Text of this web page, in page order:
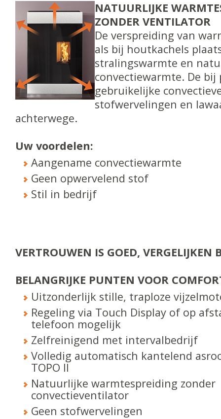
NATUURLIJKE
ZONDER VENTILATOR
De verspreiding van
als bij houtkachels
stralingswarmte en
convectiewarmte. De bij
gebruikelijke
stofwervelingen en
achterwege.
Uw voordelen:
Aangename convectiewarmte
Geen opwervelend stof
Stil in bedrijf
VERTROUWEN IS GOED, VERGELIJKEN
BELANGRIJKE PUNTEN VOOR
Uitzonderlijk stille, traploze
Regeling via Touch Display of op
telefoon mogelijk
Zelfreinigend met intervalbedrijf
Volledig automatisch kantelend
TOPO II
Natuurlijke warmtespreiding zonder
convectieventilator
Geen stofwervelingen